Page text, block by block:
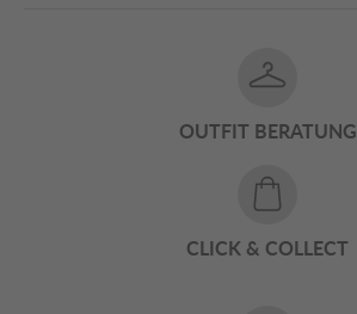
OUTFIT BERATUNG
CLICK & COLLECT